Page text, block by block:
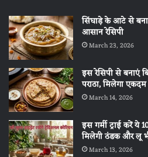
सिंघाड़े के आटे से
आसान रेसिपी
March 23, 2026
इस रेसिपी से बनाएं
पराठा, मिलेगा एकदम
March 14, 2026
इस गर्मी ट्राई करें ये
मिलेगी ठंडक और लू
March 13, 2026